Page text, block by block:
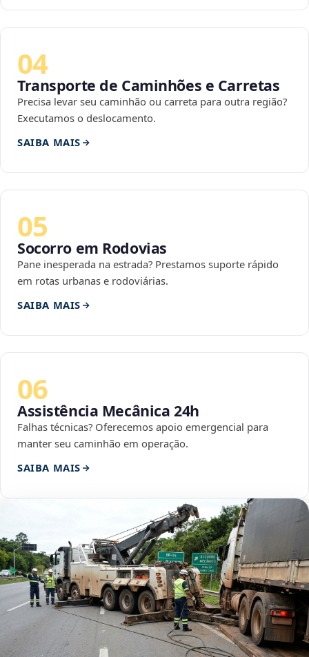
04
Transporte de Caminhões e Carretas
Precisa levar seu caminhão ou carreta para outra região?
Executamos o deslocamento.
SAIBA MAIS
05
Socorro em Rodovias
Pane inesperada na estrada? Prestamos suporte rápido
em rotas urbanas e rodoviárias.
SAIBA MAIS
06
Assistência Mecânica 24h
Falhas técnicas? Oferecemos apoio emergencial para
manter seu caminhão em operação.
SAIBA MAIS